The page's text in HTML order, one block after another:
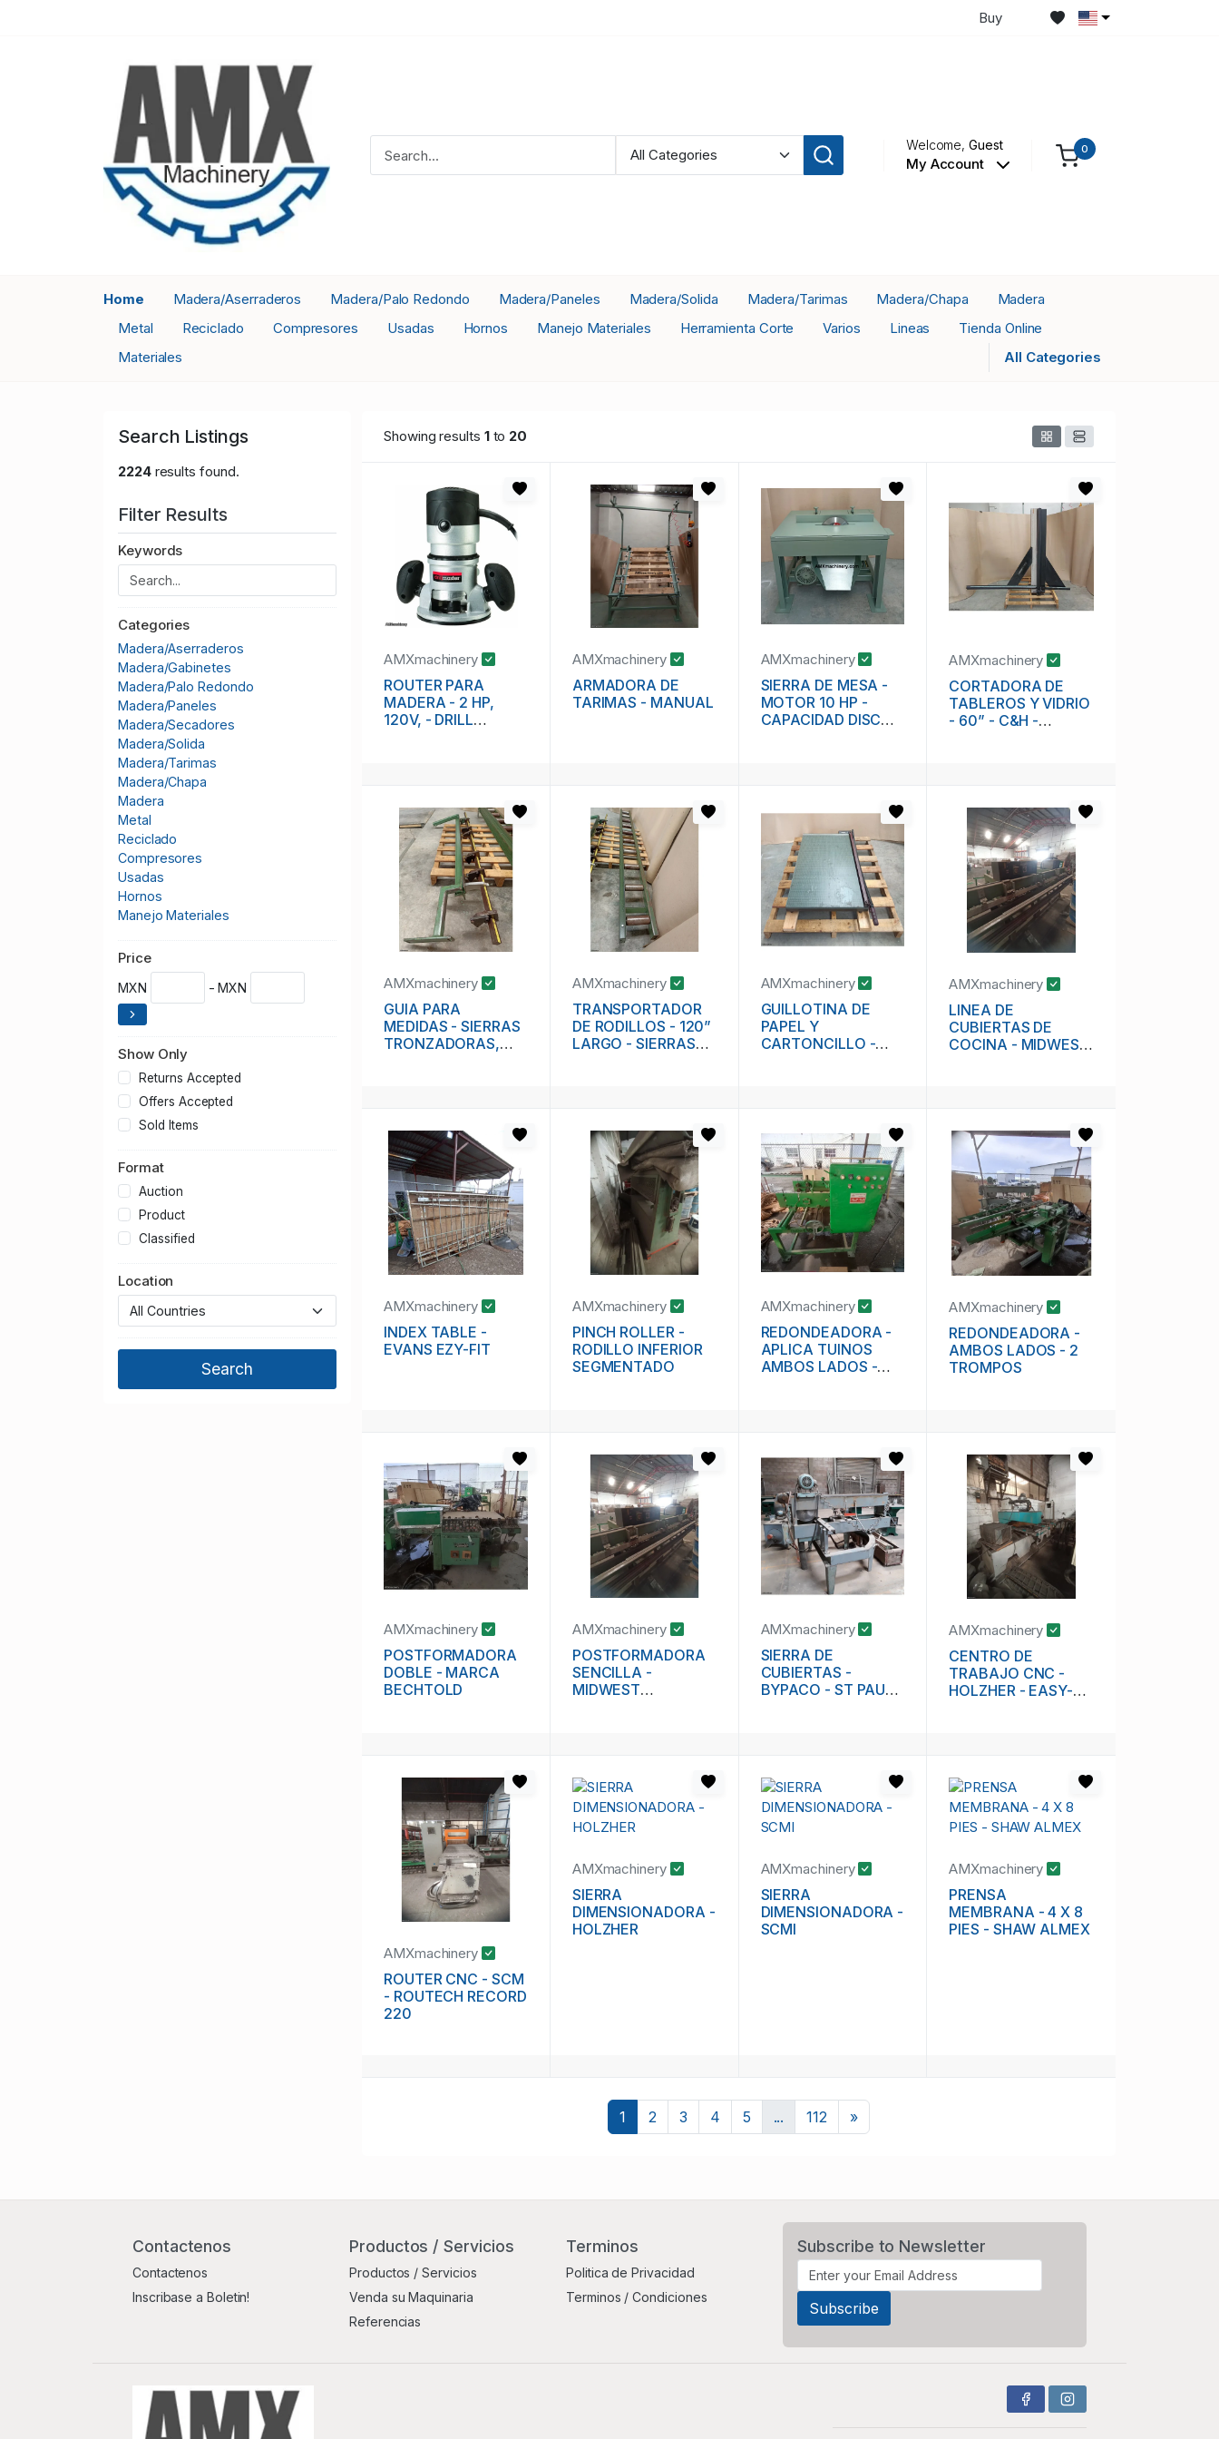
Buy
Welcome,Guest
My Account
0
Home Madera/Aserraderos Madera/Palo Redondo Madera/Paneles Madera/Solida Madera/Tarimas Madera/Chapa
Madera
Metal
Reciclado Compresores Usadas Hornos Manejo Materiales Herramienta Corte Varios Lineas
Tienda Online
Materiales
All Categories
Search Listings
2224results found.
Filter Results
Keywords
Categories
Madera/Aserraderos
Madera/Gabinetes
Madera/Palo Redondo
Madera/Paneles
Madera/Secadores
Madera/Solida
Madera/Tarimas
Madera/Chapa
Madera
Metal
Reciclado
Compresores
Usadas
Hornos
Manejo Materiales
Varios
Lineas
Tienda Online
Materiales
Herramientas
Price
MXN - MXN
Show Only
Returns Accepted
Offers Accepted
Sold Items
Format
Auction
Product
Classified
Location
Showing results 1to 20
AMXmachinery
ROUTER PARA
MADERA - 2 HP,
120V, - DRILL
AMXmachinery
ARMADORA DE
TARIMAS - MANUAL
AMXmachinery
SIERRA DE MESA -
MOTOR 10 HP -
CAPACIDAD DISCO
AMXmachinery
CORTADORA DE
TABLEROS Y VIDRIO
- 60” - C&H -
AMXmachinery
GUIA PARA
MEDIDAS - SIERRAS
TRONZADORAS,
AMXmachinery
TRANSPORTADOR
DE RODILLOS - 120”
LARGO - SIERRAS
AMXmachinery
GUILLOTINA DE
PAPEL Y
CARTONCILLO -
AMXmachinery
LINEA DE
CUBIERTAS DE
COCINA - MIDWEST
AMXmachinery
INDEX TABLE -
EVANS EZY-FIT
AMXmachinery
PINCH ROLLER -
RODILLO INFERIOR
SEGMENTADO
AMXmachinery
REDONDEADORA -
APLICA TUINOS
AMBOS LADOS -
AMXmachinery
REDONDEADORA -
AMBOS LADOS - 2
TROMPOS
AMXmachinery
POSTFORMADORA
DOBLE - MARCA
BECHTOLD
AMXmachinery
POSTFORMADORA
SENCILLA -
MIDWEST
AMXmachinery
SIERRA DE
CUBIERTAS -
BYPACO - ST PAUL
AMXmachinery
CENTRO DE
TRABAJO CNC -
HOLZHER - EASY-
AMXmachinery
ROUTER CNC - SCM
- ROUTECH RECORD
220
AMXmachinery
SIERRA
DIMENSIONADORA -
HOLZHER
AMXmachinery
SIERRA
DIMENSIONADORA -
SCMI
AMXmachinery
PRENSA
MEMBRANA - 4 X 8
PIES - SHAW ALMEX
1 2 3 4 5 ... 112 »Next
Contactenos
Contactenos
Inscribase a Boletin!
Productos / Servicios
Productos / Servicios
Venda su Maquinaria
Referencias
Terminos
Politica de Privacidad
Terminos / Condiciones
Subscribe to Newsletter